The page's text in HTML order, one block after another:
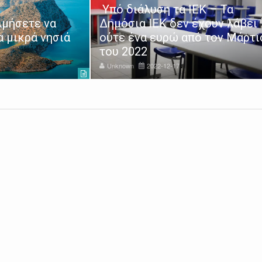
να
μικρά νησιά
Υπό διάλυση τα ΙΕΚ – Τα
Δημόσια ΙΕΚ δεν έχουν λάβει
ούτε ένα ευρώ από τον
του 2022
Unknown 2022-12-17